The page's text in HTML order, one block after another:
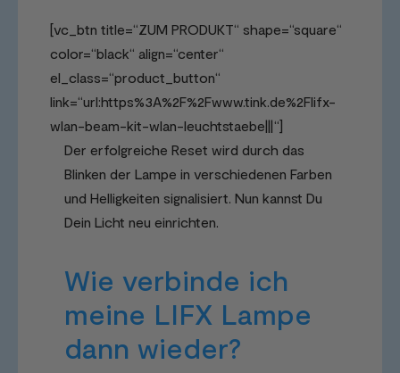
[vc_btn title=“ZUM PRODUKT“ shape=“square“
color=“black“ align=“center“
el_class=“product_button“
link=“url:https%3A%2F%2Fwww.tink.de%2Flifx-
wlan-beam-kit-wlan-leuchtstaebe|||“]
Der erfolgreiche Reset wird durch das
Blinken der Lampe in verschiedenen Farben
und Helligkeiten signalisiert. Nun kannst Du
Dein Licht neu einrichten.
Wie verbinde ich
meine LIFX Lampe
dann wieder?